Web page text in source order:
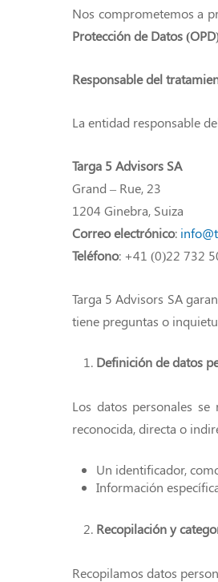
Nos comprometemos a
Protección de Datos
Responsable del
La entidad responsable
Targa 5 Advisors SA
Grand – Rue, 23
1204 Ginebra, Suiza
Correo electrónico:
Teléfono: +41 (0)22 732
Targa 5 Advisors SA
tiene preguntas o
Definición de datos
Los datos personales
reconocida, directa o
Un identificador,
Información
Recopilación y
Recopilamos datos